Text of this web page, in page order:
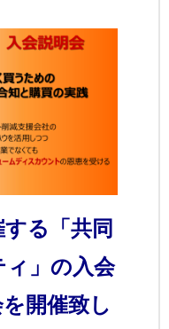
る「共同
ィ」の入会
開催致し